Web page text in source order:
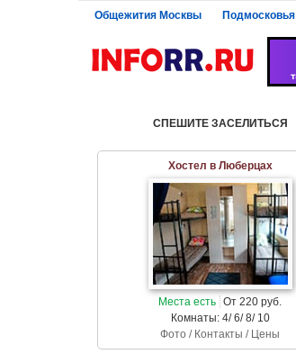
Общежития Москвы Подмосковья
СПЕШИТЕ ЗАСЕЛИТЬСЯ
Хостел в Люберцах
Места есть От 220 руб.
Комнаты: 4/ 6/ 8/ 10
Фото / Контакты / Цены